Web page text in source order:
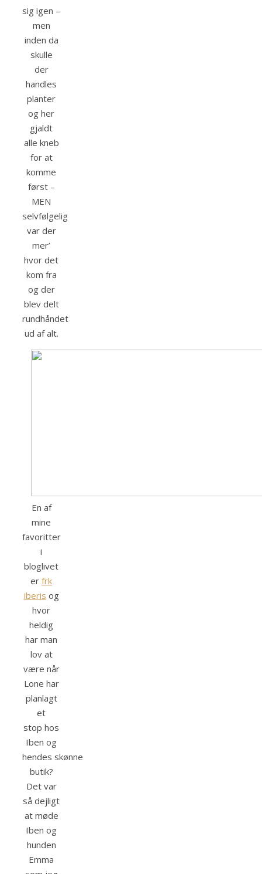
sig igen –
men
inden da
skulle
der
handles
planter
og her
gjaldt
alle kneb
for at
komme
først –
MEN
selvfølgelig
var der
mer’
hvor det
kom fra
og der
blev delt
rundhåndet
ud af alt.
En af
mine
favoritter
i
bloglivet
er frk
iberis og
hvor
heldig
har man
lov at
være når
Lone har
planlagt
et
stop hos
Iben og
hendes skønne
butik?
Det var
så dejligt
at møde
Iben og
hunden
Emma